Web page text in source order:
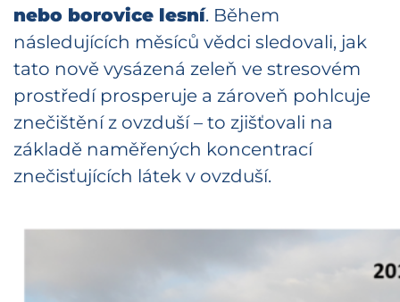
nebo borovice lesní. Během
následujících měsíců vědci sledovali, jak
tato nově vysázená zeleň ve stresovém
prostředí prosperuje a zároveň pohlcuje
znečištění z ovzduší – to zjišťovali na
základě naměřených koncentrací
znečisťujících látek v ovzduší.